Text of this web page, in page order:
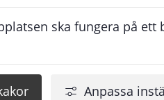
ska fungera på ett
Anpassa
April
Mars